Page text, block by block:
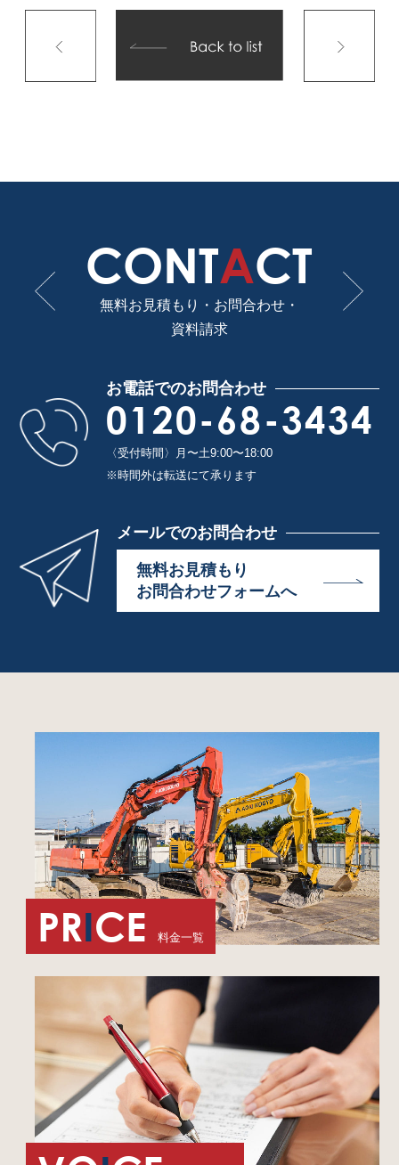
CONTACT
無料お見積もり・お問合わせ・
資料請求
お電話でのお問合わせ
0120-68-3434
〈受付時間〉月〜土9:00〜18:00
※時間外は転送にて承ります
メールでのお問合わせ
無料お見積もり
お問合わせフォームへ
PRICE 料金一覧